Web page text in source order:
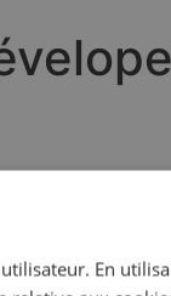
de
En